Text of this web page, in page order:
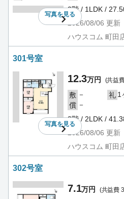
写真を見る
2階 / 1LDK /
2026/08/06 更新
ハウスコム 町田
301号室
写真を見る
12.3万円 (共益
敷 － 礼 1
償 －
3階 / 2LDK /
2026/08/06 更新
ハウスコム 町田
302号室
7.1万円 (共益費